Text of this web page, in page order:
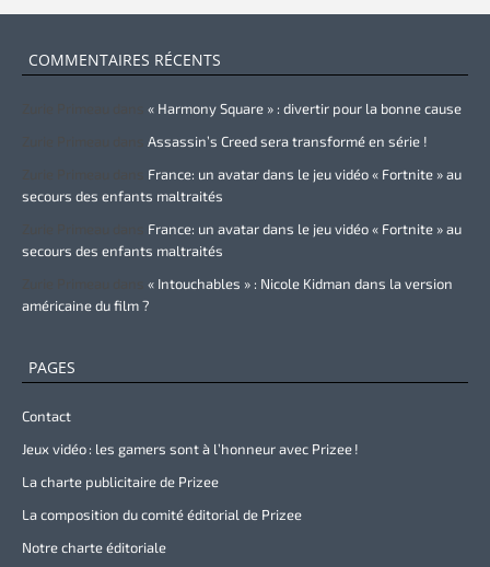
COMMENTAIRES RÉCENTS
« Harmony Square » : divertir pour la bonne cause
Assassin’s Creed sera transformé en série !
France: un avatar dans le jeu vidéo « Fortnite » au
secours des enfants maltraités
France: un avatar dans le jeu vidéo « Fortnite » au
secours des enfants maltraités
« Intouchables » : Nicole Kidman dans la version
américaine du film ?
PAGES
Contact
Jeux vidéo : les gamers sont à l’honneur avec Prizee !
La charte publicitaire de Prizee
La composition du comité éditorial de Prizee
Notre charte éditoriale